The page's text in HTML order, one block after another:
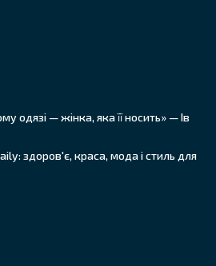
одязі — жінка, яка її носить» — Ів
здоров'є, краса, мода і стиль для